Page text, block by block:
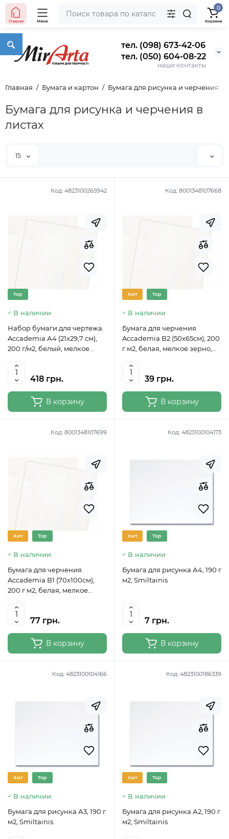
тел. (098) 673-42-06
тел. (050) 604-08-22
наши контакты
Главная Меню
0
Корзина
Главная Бумага и картон Бумага для рисунка и черчения
Бумага для рисунка и черчения в
листах
15
Код: 4823100265942
Top
В наличии
Набор бумаги для чертежа
Accademia А4 (21х29,7 см),
200 г/м2, белый, мелкое
418 грн.
В корзину
Код: 8001348107668
Хит Top
В наличии
Бумага для черчения
Accademia B2 (50х65см), 200
г м2, белая, мелкое зерно,
39 грн.
В корзину
Код: 8001348107699
Хит Top
В наличии
Бумага для черчения
Accademia B1 (70х100см),
200 г м2, белая, мелкое
77 грн.
В корзину
Код: 4823100104173
Хит Top
В наличии
Бумага для рисунка А4, 190 г
м2, Smiltainis
7 грн.
В корзину
Код: 4823100104166
Хит Top
В наличии
Бумага для рисунка А3, 190 г
м2, Smiltainis
Код: 4823100186339
Хит Top
В наличии
Бумага для рисунка А2, 190 г
м2, Smiltainis